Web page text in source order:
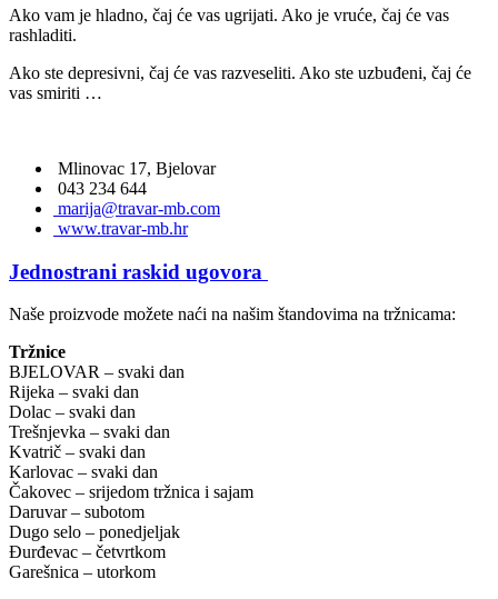
Ako vam je hladno, čaj će vas ugrijati. Ako je vruće, čaj će vas
rashladiti.
Ako ste depresivni, čaj će vas razveseliti. Ako ste uzbuđeni, čaj će
vas smiriti …
Mlinovac 17, Bjelovar
043 234 644
marija@travar-mb.com
www.travar-mb.hr
Jednostrani raskid ugovora
Naše proizvode možete naći na našim štandovima na tržnicama:
Tržnice
BJELOVAR – svaki dan
Rijeka – svaki dan
Dolac – svaki dan
Trešnjevka – svaki dan
Kvatrič – svaki dan
Karlovac – svaki dan
Čakovec – srijedom tržnica i sajam
Daruvar – subotom
Dugo selo – ponedjeljak
Đurđevac – četvrtkom
Garešnica – utorkom